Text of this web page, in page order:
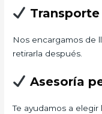
Nos encargamos de
retirarla después.
Asesoría
Te ayudamos a